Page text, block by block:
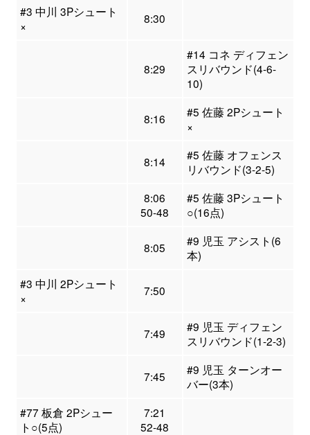
#3 中川 3Pシュート
×
8:30
8:29
#14 コネ ディフェン
スリバウンド(4-6-
10)
8:16
#5 佐藤 2Pシュート
×
8:14
#5 佐藤 オフェンス
リバウンド(3-2-5)
8:06
50-48
#5 佐藤 3Pシュート
○(16点)
8:05
#9 児玉 アシスト(6
本)
#3 中川 2Pシュート
×
7:50
7:49
#9 児玉 ディフェン
スリバウンド(1-2-3)
7:45
#9 児玉 ターンオー
バー(3本)
#77 板倉 2Pシュー
ト○(5点)
7:21
52-48